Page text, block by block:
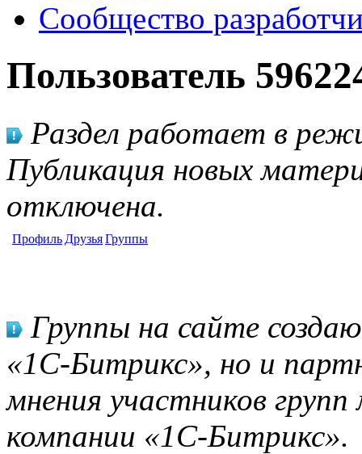
Сообщество
Пользователь
Раздел работает в
Публикация новых
отключена.
Профиль ДрузьяГруппы
Группы на сайте
«1С-Битрикс», но и
мнения участников
компании «1С-Битрикс».